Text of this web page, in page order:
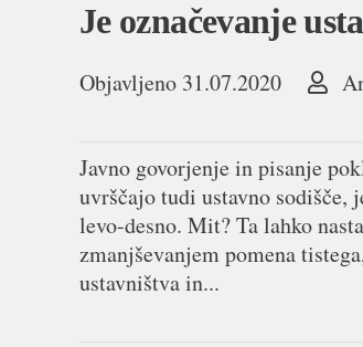
Je označevanje
Objavljeno 31.07.2020
Javno govorjenje in pisanje
uvrščajo tudi ustavno
levo-desno. Mit? Ta lahko
zmanjševanjem pomena
ustavništva in...